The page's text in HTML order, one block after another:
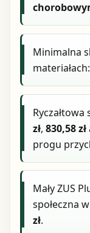
Minimalna
zł,830,58 zł
progu
Mały ZUS
społeczna
zł.